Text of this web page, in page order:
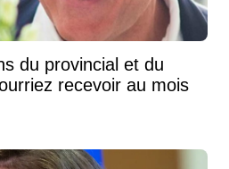
du provincial et du
recevoir au mois